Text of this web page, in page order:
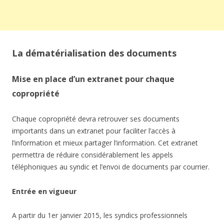
La dématérialisation des documents
Mise en place d’un extranet pour chaque
copropriété
Chaque copropriété devra retrouver ses documents
importants dans un extranet pour faciliter l’accès à
l’information et mieux partager l’information. Cet extranet
permettra de réduire considérablement les appels
téléphoniques au syndic et l’envoi de documents par courrier.
Entrée en vigueur
A partir du 1er janvier 2015, les syndics professionnels